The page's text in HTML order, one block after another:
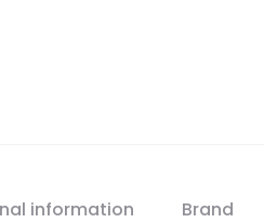
information Brand